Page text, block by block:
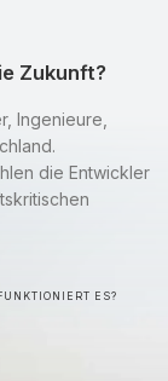
Zukunft?
Ingenieure,
die Entwickler
ES?